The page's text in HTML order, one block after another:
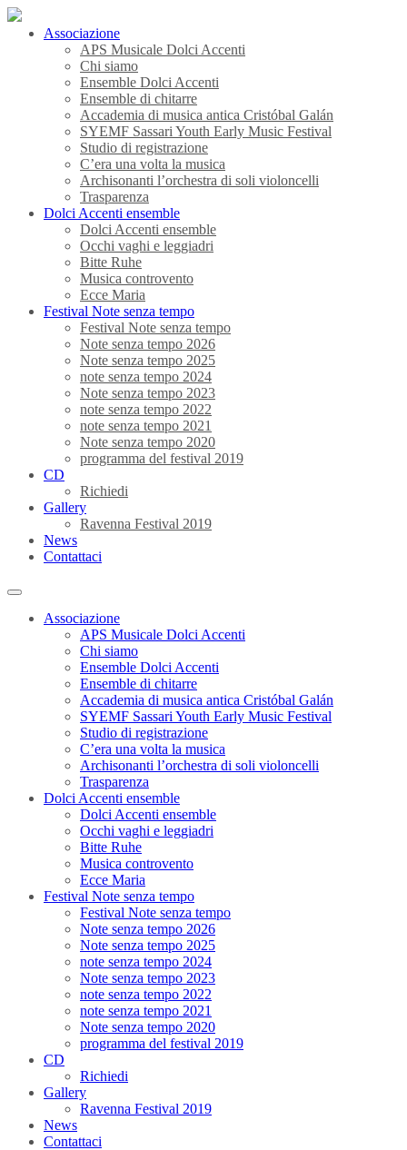
Associazione
APS Musicale Dolci Accenti
Chi siamo
Ensemble Dolci Accenti
Ensemble di chitarre
Accademia di musica antica Cristóbal Galán
SYEMF Sassari Youth Early Music Festival
Studio di registrazione
C’era una volta la musica
Archisonanti l’orchestra di soli violoncelli
Trasparenza
Dolci Accenti ensemble
Dolci Accenti ensemble
Occhi vaghi e leggiadri
Bitte Ruhe
Musica controvento
Ecce Maria
Festival Note senza tempo
Festival Note senza tempo
Note senza tempo 2026
Note senza tempo 2025
note senza tempo 2024
Note senza tempo 2023
note senza tempo 2022
note senza tempo 2021
Note senza tempo 2020
programma del festival 2019
CD
Richiedi
Gallery
Ravenna Festival 2019
News
Contattaci
Associazione
APS Musicale Dolci Accenti
Chi siamo
Ensemble Dolci Accenti
Ensemble di chitarre
Accademia di musica antica Cristóbal Galán
SYEMF Sassari Youth Early Music Festival
Studio di registrazione
C’era una volta la musica
Archisonanti l’orchestra di soli violoncelli
Trasparenza
Dolci Accenti ensemble
Dolci Accenti ensemble
Occhi vaghi e leggiadri
Bitte Ruhe
Musica controvento
Ecce Maria
Festival Note senza tempo
Festival Note senza tempo
Note senza tempo 2026
Note senza tempo 2025
note senza tempo 2024
Note senza tempo 2023
note senza tempo 2022
note senza tempo 2021
Note senza tempo 2020
programma del festival 2019
CD
Richiedi
Gallery
Ravenna Festival 2019
News
Contattaci